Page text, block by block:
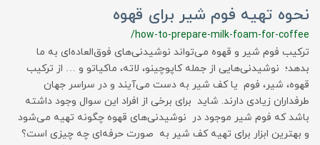
نحوه تهیه فوم شیر برای قهوه
/how-to-prepare-milk-foam-for-coffee
ترکیب فوم شیر و قهوه می‌تواند نوشیدنی‌های فوق‌العاده‌ای به ما
بدهد؛ نوشیدنی‌هایی از جمله کاپوچینو، لاته، ماکیاتو و … از ترکیب
قهوه، شیر، فوم یا کف شیر به دست می‌آیند و در سراسر جهان
طرفداران زیادی دارند. شاید برای برخی از افراد این سوال وجود داشته
باشد که فوم شیر موجود در نوشیدنی‌های قهوه چگونه تهیه می‌شود
و بهترین ابزار برای تهیه کف شیر به صورت حرفه‌ای چه چیزی است؟